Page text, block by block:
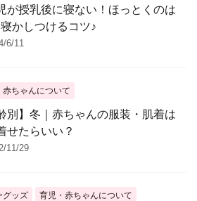
が授乳後に寝ない！ほっとくのは
かしつけるコツ♪
6/11
赤ちゃんについて
別】冬｜赤ちゃんの服装・肌着は
せたらいい？
11/29
グッズ 育児・赤ちゃんについて